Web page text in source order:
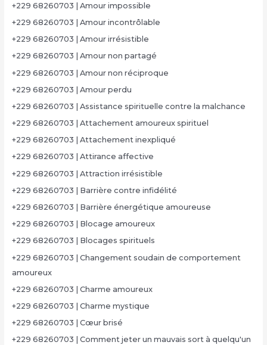
+229 68260703 | Amour impossible
+229 68260703 | Amour incontrôlable
+229 68260703 | Amour irrésistible
+229 68260703 | Amour non partagé
+229 68260703 | Amour non réciproque
+229 68260703 | Amour perdu
+229 68260703 | Assistance spirituelle contre la malchance
+229 68260703 | Attachement amoureux spirituel
+229 68260703 | Attachement inexpliqué
+229 68260703 | Attirance affective
+229 68260703 | Attraction irrésistible
+229 68260703 | Barrière contre infidélité
+229 68260703 | Barrière énergétique amoureuse
+229 68260703 | Blocage amoureux
+229 68260703 | Blocages spirituels
+229 68260703 | Changement soudain de comportement
amoureux
+229 68260703 | Charme amoureux
+229 68260703 | Charme mystique
+229 68260703 | Cœur brisé
+229 68260703 | Comment jeter un mauvais sort à quelqu'un